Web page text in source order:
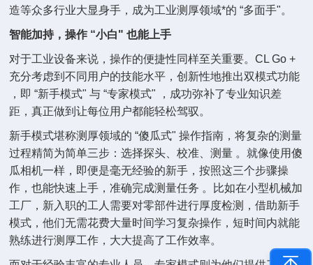
造等众多行业大显身手，成为工业测厚领域*的 “多面手"。
智能加持，操作 “小白" 也能上手
对于工业设备来说，操作的便捷性同样至关重要。CL Go +
充分考虑到不同用户的技能水平，创新性地推出双模式功能
，即 “新手模式" 与 “专家模式" ，成功弥补了专业知识差
距，真正做到让每位用户都能轻松驾驭。
新手模式堪称测厚领域的 “傻瓜式" 操作指南，将复杂的测量
过程精简为简单三步：选择探头、校准、测量 。就像使用傻
瓜相机一样，即便是毫无经验的新手，按照这三个步骤操
作，也能快速上手，准确完成测量任务 。比如在小型机械加
工厂，新入职的工人需要对零部件进行厚度检测，借助新手
模式，他们无需花费大量时间学习复杂操作，短时间内就能
熟练进行测厚工作，大大提高了工作效率。